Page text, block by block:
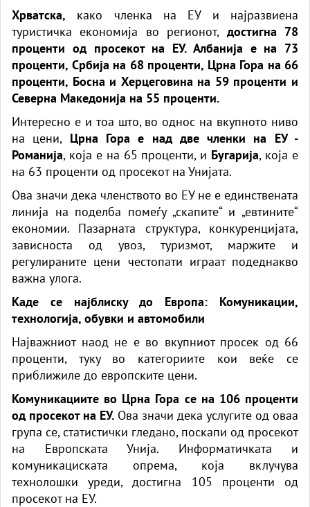
Хрватска, како членка на ЕУ и најразвиена
туристичка економија во регионот, достигна 78
проценти од просекот на ЕУ. Албанија е на 73
проценти, Србија на 68 проценти, Црна Гора на 66
проценти, Босна и Херцеговина на 59 проценти и
Северна Македонија на 55 проценти.
Интересно е и тоа што, во однос на вкупното ниво
на цени, Црна Гора е над две членки на ЕУ -
Романија, која е на 65 проценти, и Бугарија, која е
на 63 проценти од просекот на Унијата.
Ова значи дека членството во ЕУ не е единствената
линија на поделба помеѓу „скапите“ и „евтините“
економии. Пазарната структура, конкуренцијата,
зависноста од увоз, туризмот, маржите и
регулираните цени честопати играат подеднакво
важна улога.
Каде се најблиску до Европа: Комуникации,
технологија, обувки и автомобили
Најважниот наод не е во вкупниот просек од 66
проценти, туку во категориите кои веќе се
приближиле до европските цени.
Комуникациите во Црна Гора се на 106 проценти
од просекот на ЕУ. Ова значи дека услугите од оваа
група се, статистички гледано, поскапи од просекот
на Европската Унија. Информатичката и
комуникациската опрема, која вклучува
технолошки уреди, достигна 105 проценти од
просекот на ЕУ.